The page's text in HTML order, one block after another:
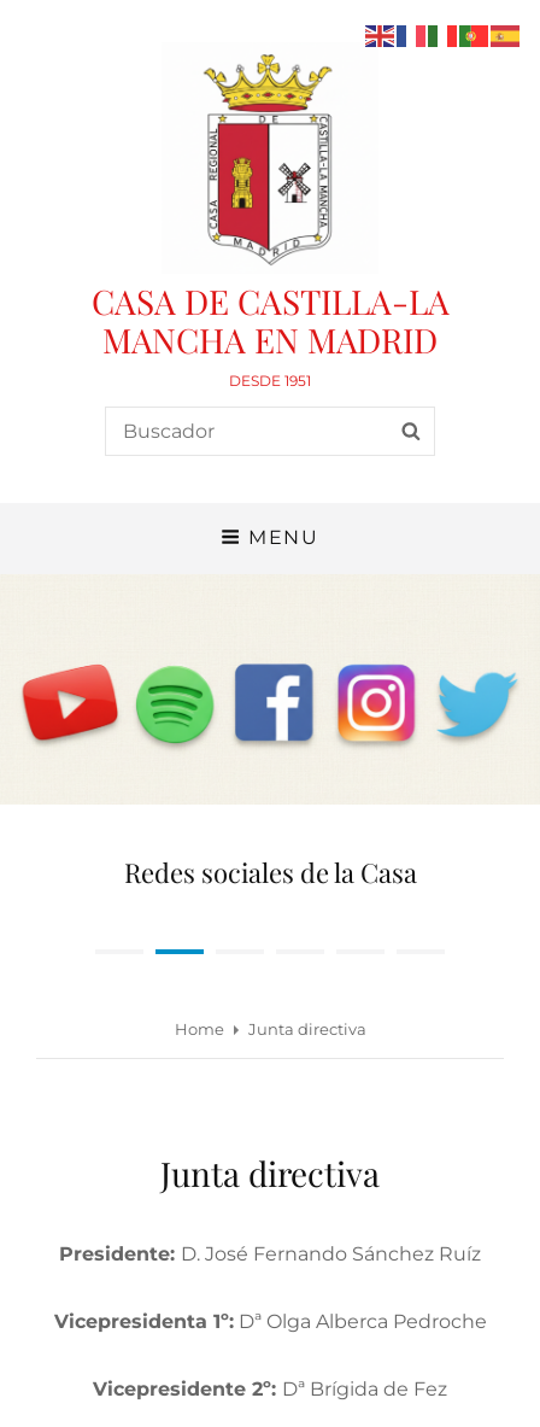
CASA DE CASTILLA-LA
MANCHA EN MADRID
DESDE 1951
Search
for:
MENU
Redes sociales de la Casa
Home Junta directiva
Junta directiva
Presidente: D. José Fernando Sánchez Ruíz
Vicepresidenta 1º:Dª Olga Alberca Pedroche
Vicepresidente 2º: Dª Brígida de Fez